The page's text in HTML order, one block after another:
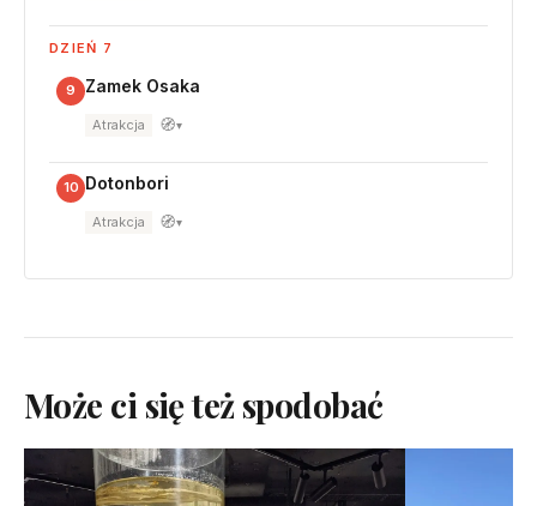
DZIEŃ 7
9 Zamek Osaka
Atrakcja 🧭▾
10 Dotonbori
Atrakcja 🧭▾
Może ci się też spodobać